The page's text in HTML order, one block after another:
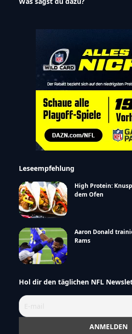
Leseempfehlung
High Protein:
dem Ofen
Aaron Donald
Rams
Hol dir den täglichen NFL